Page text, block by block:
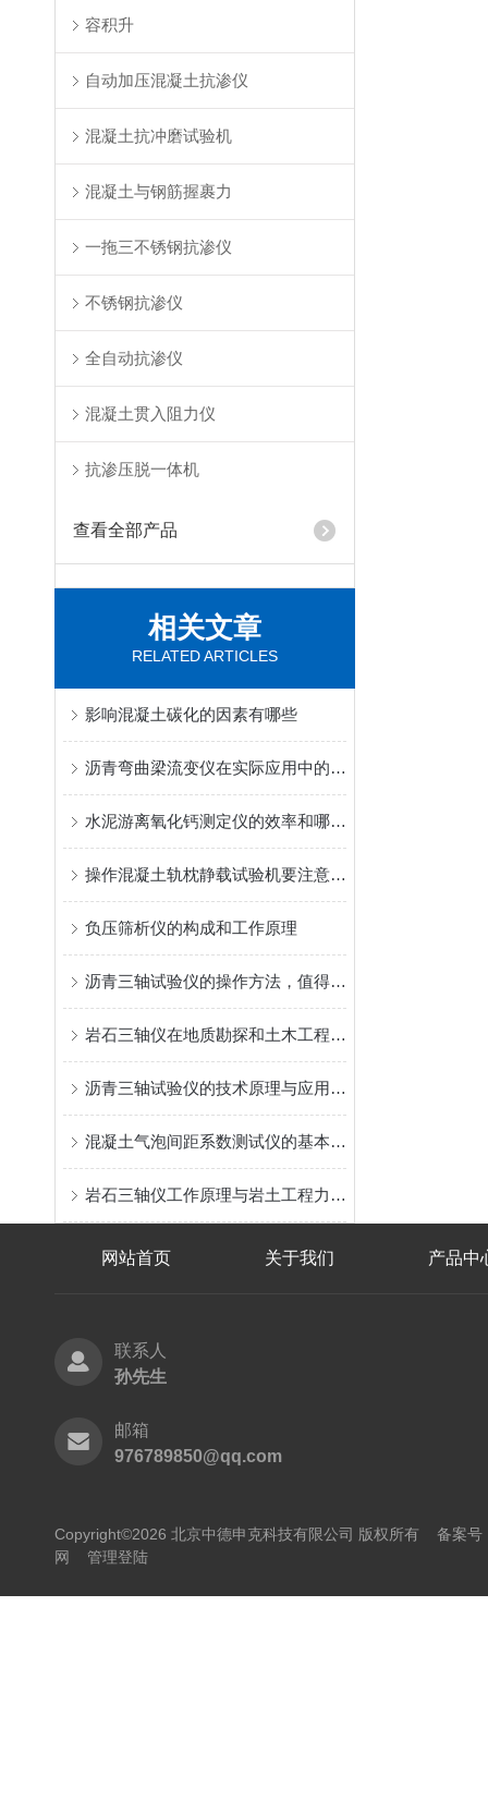
容积升
自动加压混凝土抗渗仪
混凝土抗冲磨试验机
混凝土与钢筋握裹力
一拖三不锈钢抗渗仪
不锈钢抗渗仪
全自动抗渗仪
混凝土贯入阻力仪
抗渗压脱一体机
查看全部产品
相关文章
RELATED ARTICLES
影响混凝土碳化的因素有哪些
沥青弯曲梁流变仪在实际应用中的优势
水泥游离氧化钙测定仪的效率和哪些方面有关
操作混凝土轨枕静载试验机要注意哪些细节
负压筛析仪的构成和工作原理
沥青三轴试验仪的操作方法，值得了解一下
岩石三轴仪在地质勘探和土木工程中的作用是什么？
沥青三轴试验仪的技术原理与应用分析
混凝土气泡间距系数测试仪的基本操作流程
岩石三轴仪工作原理与岩土工程力学性能测试详解
网站首页 关于我们 产品中
联系人
孙先生
邮箱
976789850@qq.com
Copyright©2026 北京中德申克科技有限公司 版权所有 备案号
网
管理登陆